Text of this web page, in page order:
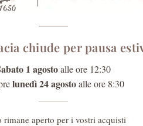
chiude per pausa
1 agostoalle ore 12:30
lunedì 24 agostoalle ore 8:30
rimane aperto per i vostri acquisti